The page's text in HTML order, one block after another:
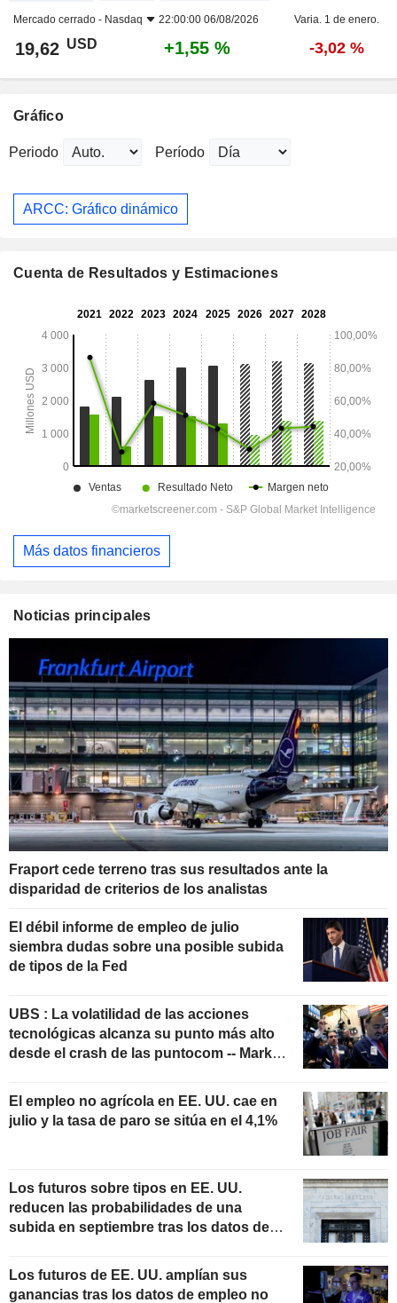
Mercado cerrado - Nasdaq 22:00:00 06/08/2026 Varia. 1 de enero.
19,62 USD +1,55 % -3,02 %
Gráfico
Periodo Período
ARCC: Gráfico dinámico
Cuenta de Resultados y Estimaciones
Más datos financieros
Noticias principales
Fraport cede terreno tras sus resultados ante la
disparidad de criterios de los analistas
El débil informe de empleo de julio
siembra dudas sobre una posible subida
de tipos de la Fed
UBS : La volatilidad de las acciones
tecnológicas alcanza su punto más alto
desde el crash de las puntocom -- Market
El empleo no agrícola en EE. UU. cae en
julio y la tasa de paro se sitúa en el 4,1%
Los futuros sobre tipos en EE. UU.
reducen las probabilidades de una
subida en septiembre tras los datos de
Los futuros de EE. UU. amplían sus
ganancias tras los datos de empleo no